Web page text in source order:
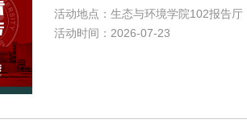
活动地点：生态与环境学院102报告厅
活动时间：2026-07-23